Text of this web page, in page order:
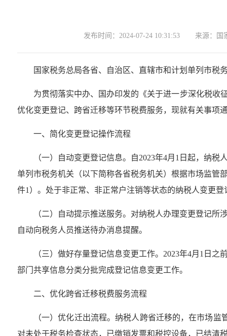
发布时间： 2024-07-24 10:31:53 来源： 国
国家税务总局各省、自治区、直辖市和计划单列市税
为贯彻落实中办、国办印发的《关于进一步深化税收
优化变更登记、跨省迁移等环节税费服务，现就有关事项
一、简化变更登记操作流程
（一）自动变更登记信息。自2023年4月1日起，纳
单列市税务机关（以下简称各省税务机关）根据市场监管
件1）。处于非正常、非正常户注销等状态的纳税人变更
（二）自动提示推送服务。对纳税人办理变更登记
自动向税务人员推送待办消息提醒。
（三）做好存量登记信息变更工作。2023年4月1日
部门共享信息分类分批完成登记信息变更工作。
二、优化跨省迁移税费服务流程
（一）优化迁出流程。纳税人跨省迁移的，在市场
对未处于税务检查状态，已缴销发票和税控设备，已结清